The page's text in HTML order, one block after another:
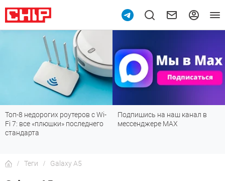
Топ-8 недорогих роутеров с Wi-
Fi 7: все «плюшки» последнего
стандарта
Подпишись на наш канал в
мессенджере МАХ
Теги Galaxy A5